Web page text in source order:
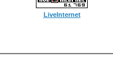
LiveInternet